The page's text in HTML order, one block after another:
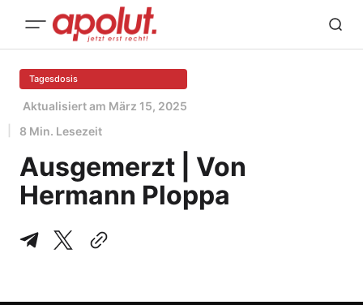
Tagesdosis
Aktualisiert am März 15, 2025
8 Min. Lesezeit
Ausgemerzt | Von
Hermann Ploppa